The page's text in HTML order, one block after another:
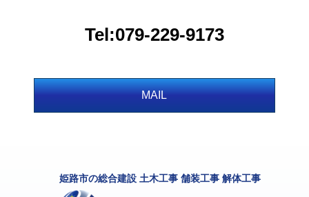
Tel:079-229-9173
MAIL
姫路市の総合建設 土木工事 舗装工事 解体工事